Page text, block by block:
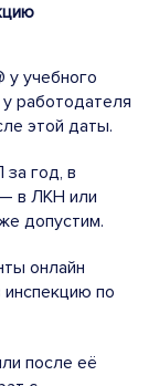
у учебного
работодателя
этой даты.
год, в
в ЛКН или
допустим.
онлайн
инспекцию по
после её